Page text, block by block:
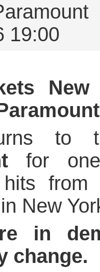
19:00
for one
hits
New
in
change.